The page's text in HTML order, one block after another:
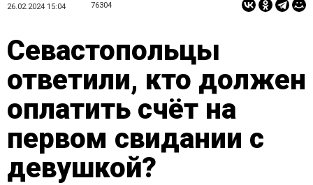
26.02.2024 15:04 76304
Севастопольцы
ответили, кто должен
оплатить счёт на
первом свидании с
девушкой?